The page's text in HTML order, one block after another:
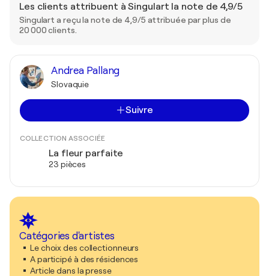
Les clients attribuent à Singulart la note de 4,9/5
Singulart a reçu la note de 4,9/5 attribuée par plus de
20 000 clients.
Andrea Pallang
Slovaquie
Suivre
COLLECTION ASSOCIÉE
La fleur parfaite
23 pièces
Catégories d'artistes
Le choix des collectionneurs
A participé à des résidences
Article dans la presse